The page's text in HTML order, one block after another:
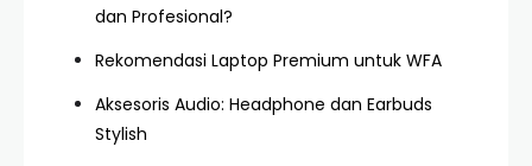
dan Profesional?
Rekomendasi Laptop Premium untuk WFA
Aksesoris Audio: Headphone dan Earbuds
Stylish